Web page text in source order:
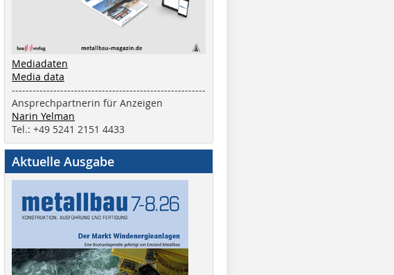
Mediadaten
Media data
--------------------------------------------------------
Ansprechpartnerin für Anzeigen
Narin Yelman
Tel.: +49 5241 2151 4433
Aktuelle Ausgabe